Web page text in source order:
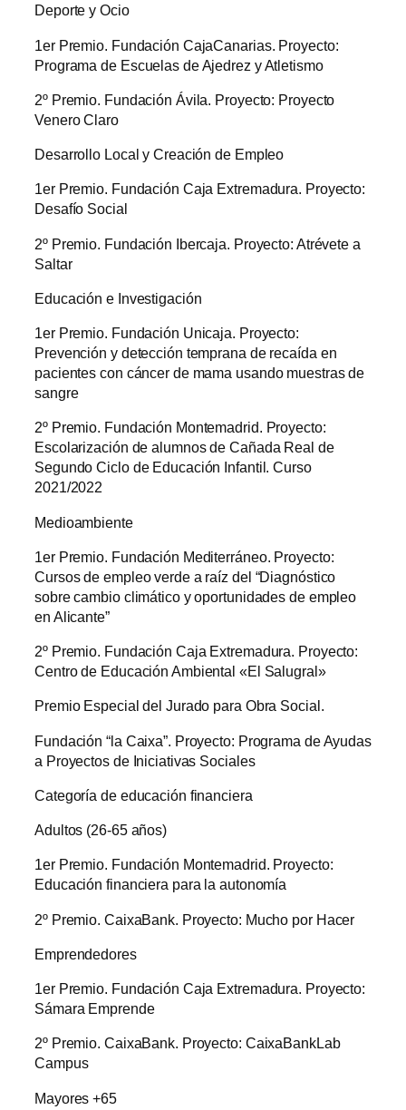
Deporte y Ocio
1er Premio. Fundación CajaCanarias. Proyecto:
Programa de Escuelas de Ajedrez y Atletismo
2º Premio. Fundación Ávila. Proyecto: Proyecto
Venero Claro
Desarrollo Local y Creación de Empleo
1er Premio. Fundación Caja Extremadura. Proyecto:
Desafío Social
2º Premio. Fundación Ibercaja. Proyecto: Atrévete a
Saltar
Educación e Investigación
1er Premio. Fundación Unicaja. Proyecto:
Prevención y detección temprana de recaída en
pacientes con cáncer de mama usando muestras de
sangre
2º Premio. Fundación Montemadrid. Proyecto:
Escolarización de alumnos de Cañada Real de
Segundo Ciclo de Educación Infantil. Curso
2021/2022
Medioambiente
1er Premio. Fundación Mediterráneo. Proyecto:
Cursos de empleo verde a raíz del “Diagnóstico
sobre cambio climático y oportunidades de empleo
en Alicante”
2º Premio. Fundación Caja Extremadura. Proyecto:
Centro de Educación Ambiental «El Salugral»
Premio Especial del Jurado para Obra Social.
Fundación “la Caixa”. Proyecto: Programa de Ayudas
a Proyectos de Iniciativas Sociales
Categoría de educación financiera
Adultos (26-65 años)
1er Premio. Fundación Montemadrid. Proyecto:
Educación financiera para la autonomía
2º Premio. CaixaBank. Proyecto: Mucho por Hacer
Emprendedores
1er Premio. Fundación Caja Extremadura. Proyecto:
Sámara Emprende
2º Premio. CaixaBank. Proyecto: CaixaBankLab
Campus
Mayores +65